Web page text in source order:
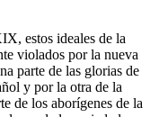
estos ideales de la
violados por la nueva
parte de las glorias de
y por la otra de la
de los aborígenes de la